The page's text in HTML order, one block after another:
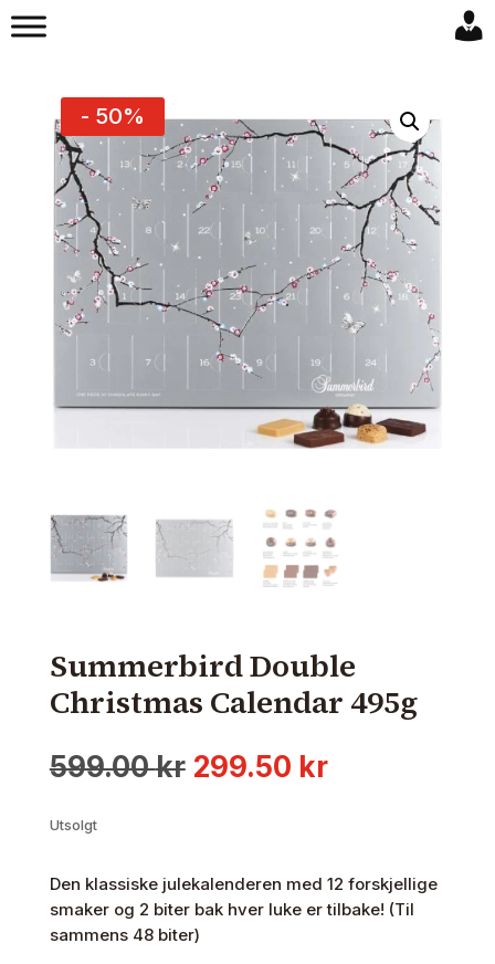
- 50%
Summerbird Double
Christmas Calendar 495g
599.00kr Opprinnelig
299.50 krNåværende
Utsolgt
Den klassiske julekalenderen med 12 forskjellige
smaker og 2 biter bak hver luke er tilbake! (Til
sammens 48 biter)